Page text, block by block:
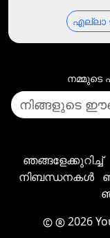
എല്ലാ
നമ്മുടെ
ഞങ്ങളേക്കുറിച്ച്
നിബന്ധനകൾ
2026